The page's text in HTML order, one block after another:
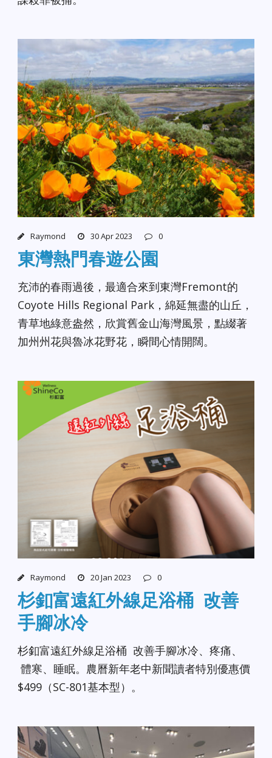
Raymond 30 Apr 2023 0
東灣熱門春遊公園
充沛的春雨過後，最適合來到東灣Fremont的
Coyote Hills Regional Park，綿延無盡的山丘，
青草地綠意盎然，欣賞舊金山海灣風景，點綴著
加州州花與魯冰花野花，瞬間心情開闊。
Raymond 20 Jan 2023 0
杉釦富遠紅外線足浴桶 改善
手腳冰冷
杉釦富遠紅外線足浴桶 改善手腳冰冷、疼痛、
體寒、睡眠。農曆新年老中新聞讀者特別優惠價
$499（SC-801基本型）。